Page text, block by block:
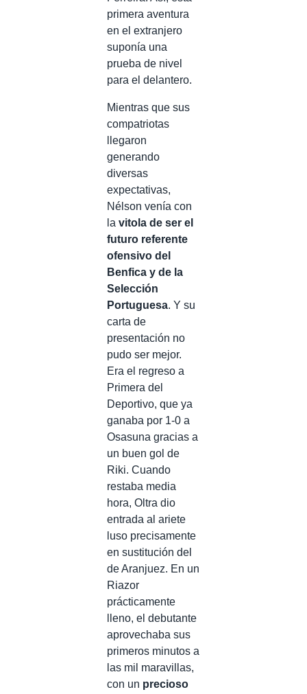
primera aventura
en el extranjero
suponía una
prueba de nivel
para el delantero.
Mientras que sus
compatriotas
llegaron
generando
diversas
expectativas,
Nélson venía con
la vitola de ser el
futuro referente
ofensivo del
Benfica y de la
Selección
Portuguesa. Y su
carta de
presentación no
pudo ser mejor.
Era el regreso a
Primera del
Deportivo, que ya
ganaba por 1-0 a
Osasuna gracias a
un buen gol de
Riki. Cuando
restaba media
hora, Oltra dio
entrada al ariete
luso precisamente
en sustitución del
de Aranjuez. En un
Riazor
prácticamente
lleno, el debutante
aprovechaba sus
primeros minutos a
las mil maravillas,
con un precioso